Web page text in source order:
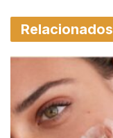
Relacionados